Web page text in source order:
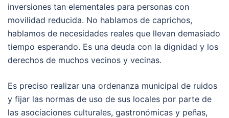
inversiones tan elementales para personas con
movilidad reducida. No hablamos de caprichos,
hablamos de necesidades reales que llevan demasiado
tiempo esperando. Es una deuda con la dignidad y los
derechos de muchos vecinos y vecinas.
Es preciso realizar una ordenanza municipal de ruidos
y fijar las normas de uso de sus locales por parte de
las asociaciones culturales, gastronómicas y peñas,